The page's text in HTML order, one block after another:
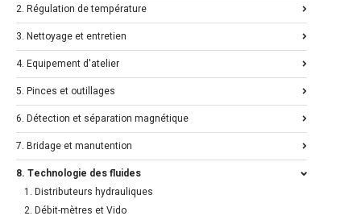
2. Régulation de température
3. Nettoyage et entretien
4. Equipement d'atelier
5. Pinces et outillages
6. Détection et séparation magnétique
7. Bridage et manutention
8. Technologie des fluides
1. Distributeurs hydrauliques
2. Débit-mètres et Vido